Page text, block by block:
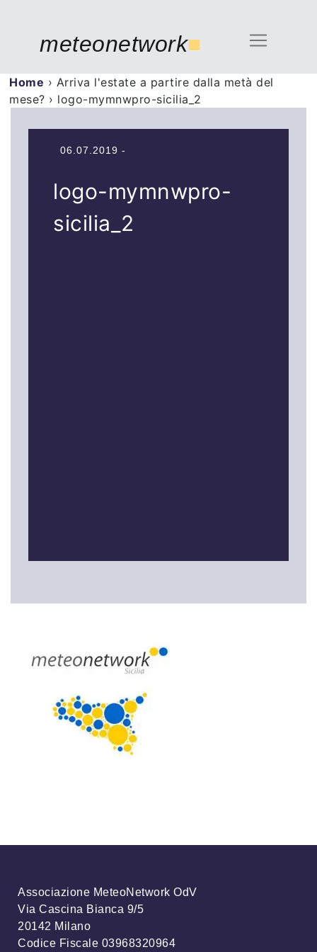
meteonetwork■
Home › Arriva l'estate a partire dalla metà del
mese? › logo-mymnwpro-sicilia_2
06.07.2019 -
logo-mymnwpro-
sicilia_2
Associazione MeteoNetwork OdV
Via Cascina Bianca 9/5
20142 Milano
Codice Fiscale 03968320964